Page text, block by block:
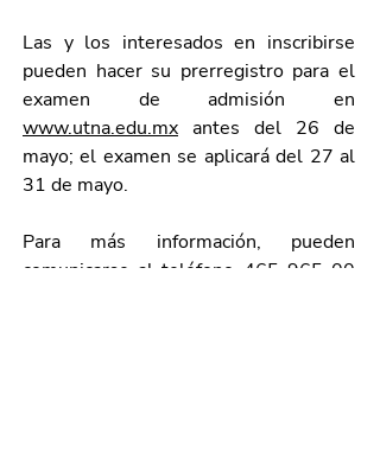
Las y los interesados en inscribirse
pueden hacer su prerregistro para el
www.utna.edu.mx antes del 26 de
mayo; el examen se aplicará del 27 al
31 de mayo.
Para más información, pueden
comunicarse al teléfono 465 965 00